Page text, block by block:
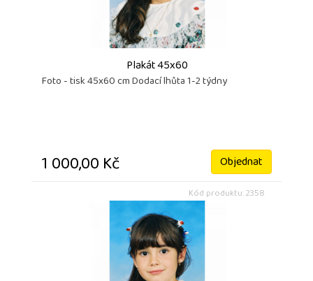
Plakát 45x60
Foto - tisk 45x60 cm Dodací lhůta 1-2 týdny
1 000,00 Kč Objednat
Kód produktu: 2358